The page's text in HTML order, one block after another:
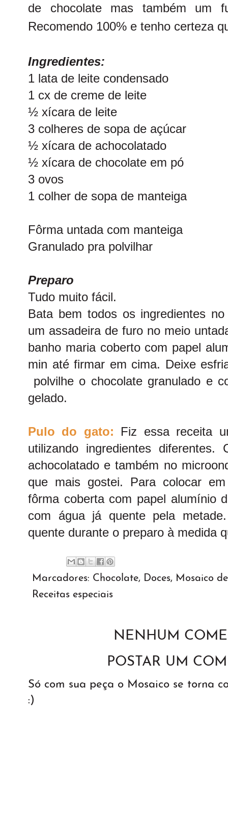
de chocolate mas também um
Recomendo 100% e tenho certeza
Ingredientes:
1 lata de leite condensado
1 cx de creme de leite
½ xícara de leite
3 colheres de sopa de açúcar
½ xícara de achocolatado
½ xícara de chocolate em pó
3 ovos
1 colher de sopa de manteiga
Fôrma untada com manteiga
Granulado pra polvilhar
Preparo
Tudo muito fácil.
Bata bem todos os ingredientes
um assadeira de furo no meio
banho maria coberto com papel
min até firmar em cima. Deixe
polvilhe o chocolate granulado e
gelado.
Pulo do gato: Fiz essa receita
utilizando ingredientes
achocolatado e também no
que mais gostei. Para colocar
fôrma coberta com papel alumínio
com água já quente pela
quente durante o preparo à medida
Marcadores: Chocolate, Doces, Mosaico
Receitas especiais
NENHUM
POSTAR UM
Só com sua peça o Mosaico se torna
:)